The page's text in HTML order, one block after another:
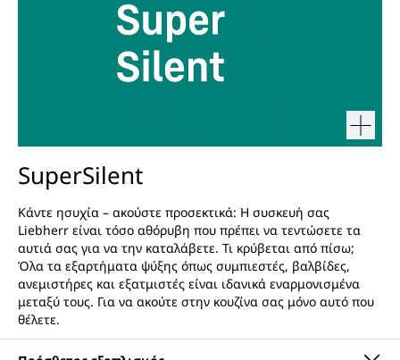
SuperSilent
Κάντε ησυχία – ακούστε προσεκτικά: Η συσκευή σας
Liebherr είναι τόσο αθόρυβη που πρέπει να τεντώσετε τα
αυτιά σας για να την καταλάβετε. Τι κρύβεται από πίσω;
Όλα τα εξαρτήματα ψύξης όπως συμπιεστές, βαλβίδες,
ανεμιστήρες και εξατμιστές είναι ιδανικά εναρμονισμένα
μεταξύ τους. Για να ακούτε στην κουζίνα σας μόνο αυτό που
θέλετε.